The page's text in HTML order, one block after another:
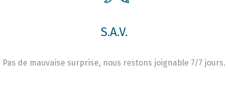
S.A.V.
Pas de mauvaise surprise, nous restons joignable 7/7 jours.